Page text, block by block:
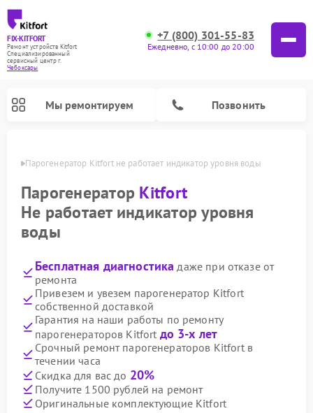
FIX-KITFORT
Ремонт устройств Kitfort
Специализированный
cервисный центр г.
Чебоксары
+7 (800) 301-55-83
Ежедневно, с 10:00 до 20:00
Мы ремонтируем Позвонить
Парогенератор Kitfort не работает индикатор уровня воды
Парогенератор Kitfort
Не работает индикатор уровня
воды
Бесплатная диагностика даже при отказе от
ремонта
Привезем и увезем парогенератор Kitfort
собственной доставкой
Гарантия на наши работы по ремонту
парогенераторов Kitfort до 3-х лет
Срочный ремонт парогенераторов Kitfort в
течении часа
Скидка для вас до 20%
Получите 1500 рублей на ремонт
Оригинальные комплектующие Kitfort